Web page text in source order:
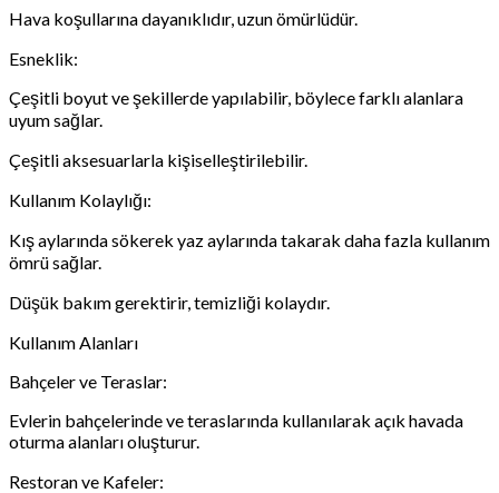
Hava koşullarına dayanıklıdır, uzun ömürlüdür.
Esneklik:
Çeşitli boyut ve şekillerde yapılabilir, böylece farklı alanlara
uyum sağlar.
Çeşitli aksesuarlarla kişiselleştirilebilir.
Kullanım Kolaylığı:
Kış aylarında sökerek yaz aylarında takarak daha fazla kullanım
ömrü sağlar.
Düşük bakım gerektirir, temizliği kolaydır.
Kullanım Alanları
Bahçeler ve Teraslar:
Evlerin bahçelerinde ve teraslarında kullanılarak açık havada
oturma alanları oluşturur.
Restoran ve Kafeler: